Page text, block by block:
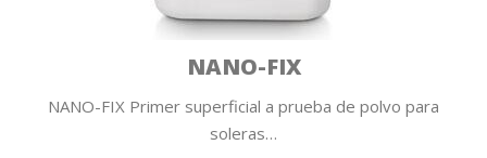
NANO-FIX
NANO-FIX Primer superficial a prueba de polvo para
soleras…